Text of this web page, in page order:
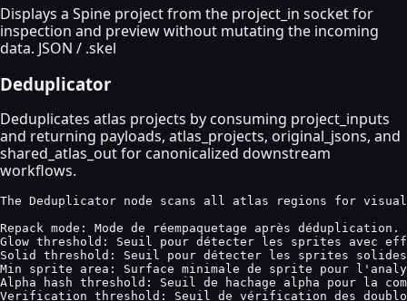
Displays a Spine project from the project_in socket for
inspection and preview without mutating the incoming
data. JSON / .skel
Deduplicator
Deduplicates atlas projects by consuming project_inputs
and returning payloads, atlas_projects, original_jsons, and
shared_atlas_out for canonicalized downstream
workflows.
The Deduplicator node scans all atlas regions for
Repack mode: Mode de réempaquetage après déduplication.
Glow threshold: Seuil pour détecter les sprites avec
Solid threshold: Seuil pour détecter les sprites
Min sprite area: Surface minimale de sprite pour
Alpha hash threshold: Seuil de hachage alpha pour la
Verification threshold: Seuil de vérification des